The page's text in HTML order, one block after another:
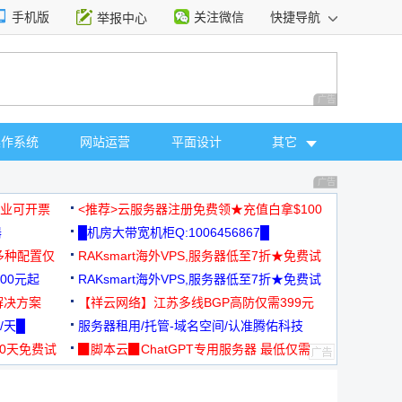
手机版 举报中心 关注微信 快捷导航
广告 商业广告，理
系统 网站运营 平面设计 其它
广告 商业广告，理
可开票
<推荐>云服务器注册免费领★充值白拿$100
█机房大带宽机柜Q:1006456867█
种配置仅
RAKsmart海外VPS,服务器低至7折★免费试
用★
元起
RAKsmart海外VPS,服务器低至7折★免费试
用★
决方案
【祥云网络】江苏多线BGP高防仅需399元
█
服务器租用/托管-域名空间/认准腾佑科技
免费试
▉脚本云▉ChatGPT专用服务器 最低仅需